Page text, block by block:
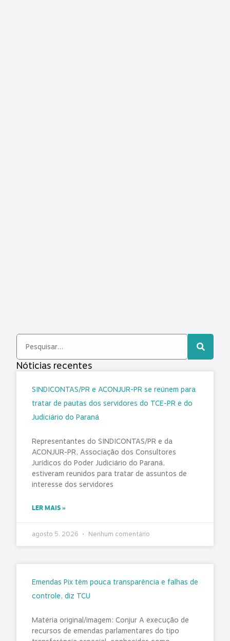
Nóticias recentes
SINDICONTAS/PR e ACONJUR-PR se reúnem para
tratar de pautas dos servidores do TCE-PR e do
Judiciário do Paraná
Representantes do SINDICONTAS/PR e da
ACONJUR-PR, Associação dos Consultores
Jurídicos do Poder Judiciário do Paraná,
estiveram reunidos para tratar de assuntos de
interesse dos servidores
LER MAIS »
agosto 5, 2026 Nenhum comentário
Emendas Pix têm pouca transparência e falhas de
controle, diz TCU
Matéria original/imagem: Conjur A execução de
recursos de emendas parlamentares do tipo